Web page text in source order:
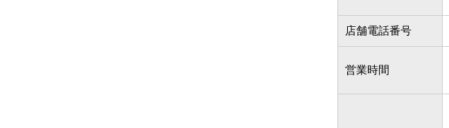
店舗電話番号
営業時間